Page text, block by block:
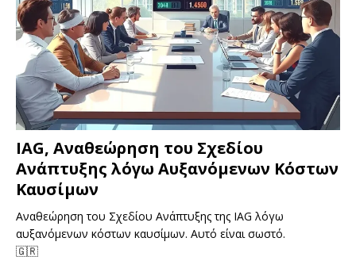
IAG, Αναθεώρηση του Σχεδίου
Ανάπτυξης λόγω Αυξανόμενων Κόστων
Καυσίμων
Αναθεώρηση του Σχεδίου Ανάπτυξης της IAG λόγω
αυξανόμενων κόστων καυσίμων. Αυτό είναι σωστό.
🇬🇷